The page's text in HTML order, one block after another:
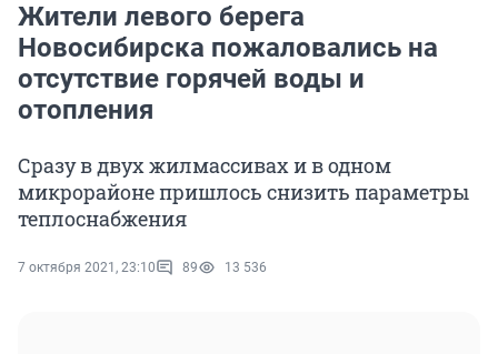
Жители левого берега
Новосибирска пожаловались на
отсутствие горячей воды и
отопления
Сразу в двух жилмассивах и в одном
микрорайоне пришлось снизить параметры
теплоснабжения
7 октября 2021, 23:10 89 13 536